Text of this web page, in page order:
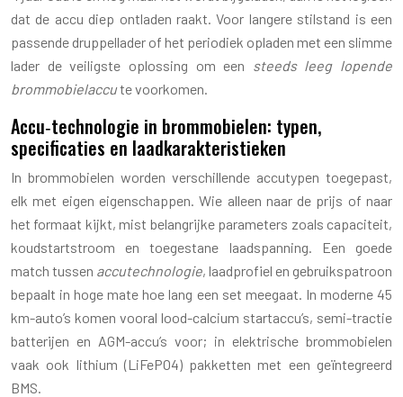
dat de accu diep ontladen raakt. Voor langere stilstand is een
passende druppellader of het periodiek opladen met een slimme
lader de veiligste oplossing om een steeds leeg lopende
brommobielaccute voorkomen.
Accu‑technologie in brommobielen: typen,
specificaties en laadkarakteristieken
In brommobielen worden verschillende accutypen toegepast,
elk met eigen eigenschappen. Wie alleen naar de prijs of naar
het formaat kijkt, mist belangrijke parameters zoals capaciteit,
koudstartstroom en toegestane laadspanning. Een goede
match tussen accutechnologie, laadprofiel en gebruikspatroon
bepaalt in hoge mate hoe lang een set meegaat. In moderne 45
km-auto’s komen vooral lood-calcium startaccu’s, semi-tractie
batterijen en AGM-accu’s voor; in elektrische brommobielen
vaak ook lithium (LiFePO4) pakketten met een geïntegreerd
BMS.